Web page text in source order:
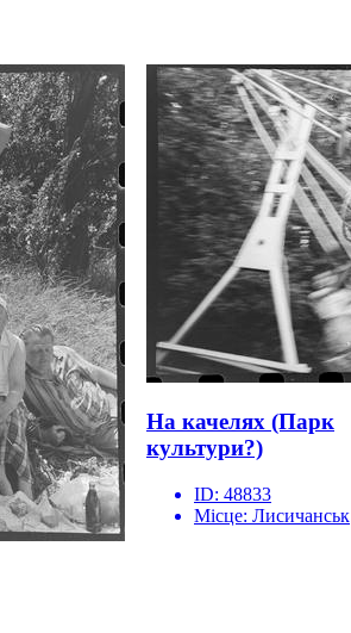
На качелях (Парк
культури?)
ID: 48833
Місце: Лисичанськ